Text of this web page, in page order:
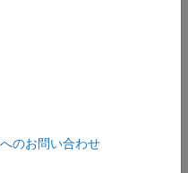
のお問い合わせ